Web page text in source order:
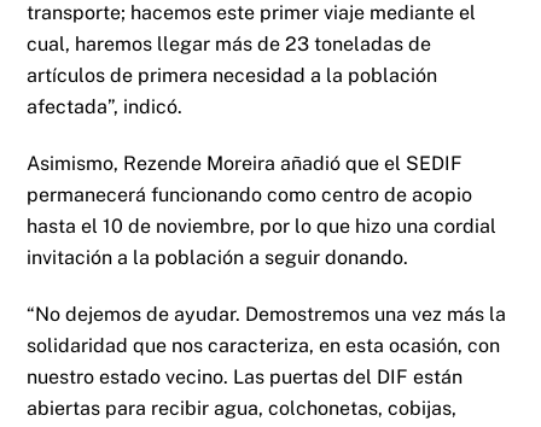
transporte; hacemos este primer viaje mediante el
cual, haremos llegar más de 23 toneladas de
artículos de primera necesidad a la población
afectada”, indicó.
Asimismo, Rezende Moreira añadió que el SEDIF
permanecerá funcionando como centro de acopio
hasta el 10 de noviembre, por lo que hizo una cordial
invitación a la población a seguir donando.
“No dejemos de ayudar. Demostremos una vez más la
solidaridad que nos caracteriza, en esta ocasión, con
nuestro estado vecino. Las puertas del DIF están
abiertas para recibir agua, colchonetas, cobijas,